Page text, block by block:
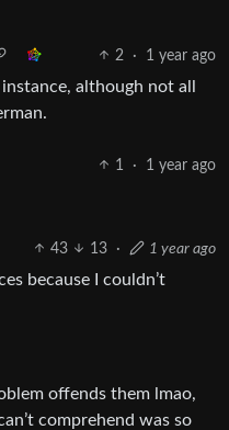
2 · 1 year ago
although not all
1 · 1 year ago
43 13 · 1 year ago
because I couldn’t
offends them lmao,
comprehend was so